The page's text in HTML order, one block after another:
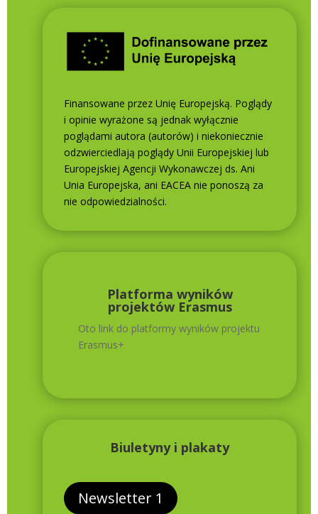
Finansowane przez Unię Europejską. Poglądy
i opinie wyrażone są jednak wyłącznie
poglądami autora (autorów) i niekoniecznie
odzwierciedlają poglądy Unii Europejskiej lub
Europejskiej Agencji Wykonawczej ds. Ani
Unia Europejska, ani EACEA nie ponoszą za
nie odpowiedzialności.
Platforma wyników
projektów Erasmus
Oto link do platformy wyników projektu
Erasmus+
Biuletyny i plakaty
Newsletter 1